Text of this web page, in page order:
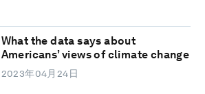
What the data says about
Americans’ views of climate change
2023年04月24日